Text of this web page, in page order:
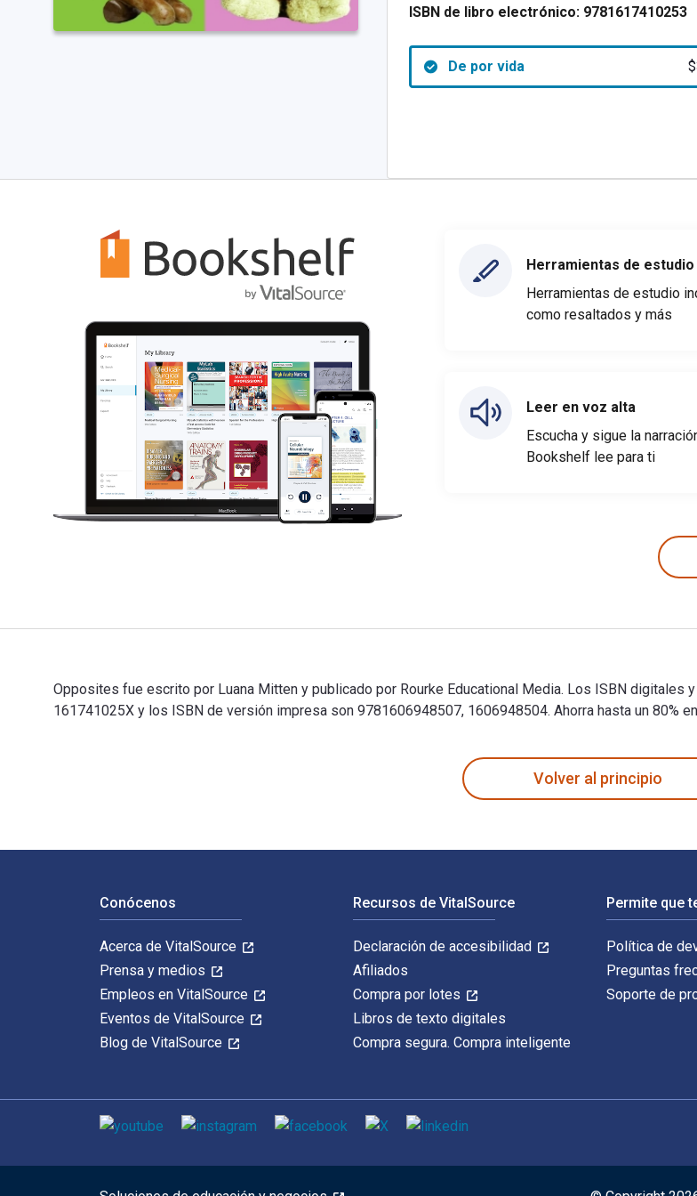
ISBN de libro electrónico: 9781617410253
De por vida
Herramientas de estudio
Herramientas de estudio
como resaltados y más
Leer en voz alta
Escucha y sigue la
Bookshelf lee para ti
Opposites fue escrito por Luana Mitten y publicado por Rourke Educational Media. Los ISBN
161741025X y los ISBN de versión impresa son 9781606948507, 1606948504. Ahorra hasta un 80%
Volver al principio
Conócenos
Acerca de VitalSource
Prensa y medios
Empleos en VitalSource
Eventos de VitalSource
Blog de VitalSource
Recursos de VitalSource
Declaración de accesibilidad
Afiliados
Compra por lotes
Libros de texto digitales
Compra segura. Compra inteligente
Permite que
Política de
Preguntas
Soporte de
Medios de comunicación social